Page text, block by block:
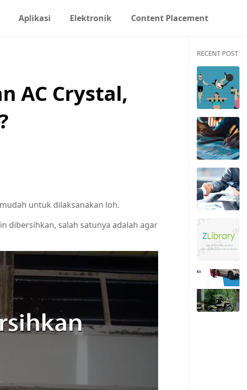
Aplikasi Elektronik Content Placement
AC Crystal,
untuk dilaksanakan loh.
dibersihkan, salah satunya adalah agar
RECENT POST